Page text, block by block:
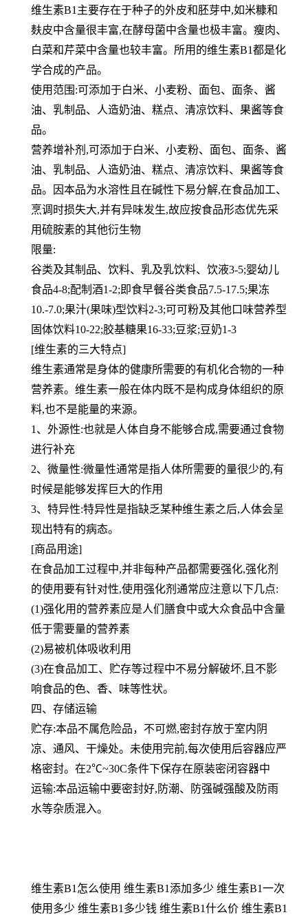
维生素B1主要存在于种子的外皮和胚芽中,如米糠和
麸皮中含量很丰富,在酵母菌中含量也极丰富。瘦肉、
白菜和芹菜中含量也较丰富。所用的维生素B1都是化
学合成的产品。
使用范围:可添加于白米、小麦粉、面包、面条、酱
油、乳制品、人造奶油、糕点、清凉饮料、果酱等食
品。
营养增补剂,可添加于白米、小麦粉、面包、面条、酱
油、乳制品、人造奶油、糕点、清凉饮料、果酱等食
品。因本品为水溶性且在碱性下易分解,在食品加工、
烹调时损失大,并有异味发生,故应按食品形态优先采
用硫胺素的其他衍生物
限量:
谷类及其制品、饮料、乳及乳饮料、饮液3-5;婴幼儿
食品4-8;配制酒1-2;即食早餐谷类食品7.5-17.5;果冻
10.-7.0;果汁(果味)型饮料2-3;可可粉及其他口味营养型
固体饮料10-22;胶基糖果16-33;豆浆;豆奶1-3
[维生素的三大特点]
维生素通常是身体的健康所需要的有机化合物的一种
营养素。维生素一般在体内既不是构成身体组织的原
料,也不是能量的来源。
1、外源性:也就是人体自身不能够合成,需要通过食物
进行补充
2、微量性:微量性通常是指人体所需要的量很少的,有
时候是能够发挥巨大的作用
3、特异性:特异性是指缺乏某种维生素之后,人体会呈
现出特有的病态。
[商品用途]
在食品加工过程中,并非每种产品都需要强化,强化剂
的使用要有针对性,使用强化剂通常应注意以下几点:
(1)强化用的营养素应是人们膳食中或大众食品中含量
低于需要量的营养素
(2)易被机体吸收利用
(3)在食品加工、贮存等过程中不易分解破坏,且不影
响食品的色、香、味等性状。
四、存储运输
贮存:本品不属危险品，不可燃,密封存放于室内阴
凉、通风、干燥处。未使用完前,每次使用后容器应严
格密封。在2℃~30C条件下保存在原装密闭容器中
运输:本品运输中要密封好,防潮、防强碱强酸及防雨
水等杂质混入。
维生素B1怎么使用 维生素B1添加多少 维生素B1一次
使用多少 维生素B1多少钱 维生素B1什么价 维生素B1